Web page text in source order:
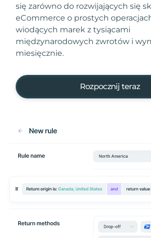
się zarówno do rozwijających się
eCommerce o prostych
wiodących marek z tysiącami
międzynarodowych zwrotów i
miesięcznie.
Rozpocznij teraz